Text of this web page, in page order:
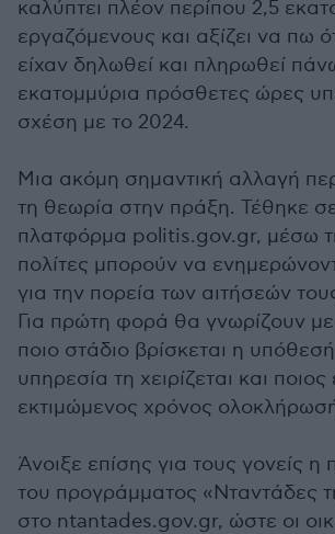
καλύπτει πλέον περίπου 2,5
εργαζόμενους και αξίζει να πω
είχαν δηλωθεί και πληρωθεί
εκατομμύρια πρόσθετες ώρες
σχέση με το 2024.
Μια ακόμη σημαντική αλλαγή
τη θεωρία στην πράξη. Τέθηκε σε
πλατφόρμα politis.gov.gr, μέσω
πολίτες μπορούν να
για την πορεία των αιτήσεών
Για πρώτη φορά θα γνωρίζουν με
ποιο στάδιο βρίσκεται η
υπηρεσία τη χειρίζεται και ποιος
εκτιμώμενος χρόνος
Άνοιξε επίσης για τους γονείς
του προγράμματος «Νταντάδες
στο ntantades.gov.gr, ώστε οι